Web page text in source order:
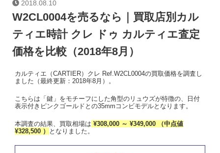
2018.08.10
W2CL0004を売るなら｜買取店別カル
ティエ時計 クレ ドゥ カルティエ査定
価格を比較（2018年8月）
カルティエ（CARTIER）クレ Ref.W2CL0004の買取価格を調査し
ました（最終更新：2018年8月）。
こちらは「鍵」をモチーフにした角型のリュウズが特徴の、日付
表示付きピンクゴールドとの35mmコンビモデルとなります。
本調査の結果、買取相場は ¥308,000 ～ ¥349,000 （中点値
¥328,500 ）
となりました。